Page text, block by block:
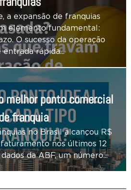
a expansão de franquias
elemento fundamental:
O sucesso da operação
entrada rápida...
melhor ponto comercial
franquia
no Brasil alcançou R$
nos últimos 12
da ABF, um número...